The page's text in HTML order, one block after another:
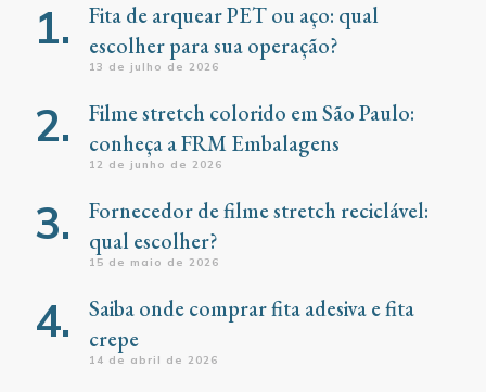
Fita de arquear PET ou aço: qual
escolher para sua operação?
13 de julho de 2026
Filme stretch colorido em São Paulo:
conheça a FRM Embalagens
12 de junho de 2026
Fornecedor de filme stretch reciclável:
qual escolher?
15 de maio de 2026
Saiba onde comprar fita adesiva e fita
crepe
14 de abril de 2026